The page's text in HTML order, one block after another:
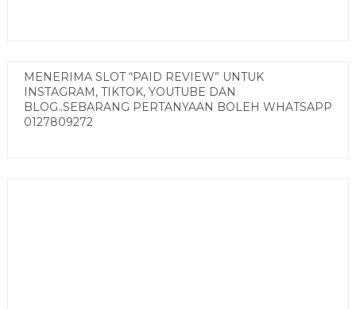
MENERIMA SLOT “PAID REVIEW” UNTUK
INSTAGRAM, TIKTOK, YOUTUBE DAN
BLOG..SEBARANG PERTANYAAN BOLEH WHATSAPP
0127809272